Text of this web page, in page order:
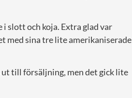
i slott och koja. Extra glad var
med sina tre lite amerikaniserade
till försäljning, men det gick lite